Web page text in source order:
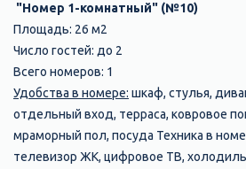
"Номер 1-комнатный" (№10)
Площадь: 26 м2
Число гостей: до 2
Всего номеров: 1
Удобства в номере: шкаф, стулья,
отдельный вход, терраса, ковровое
мраморный пол, посуда Техника в
телевизор ЖК, цифровое ТВ,